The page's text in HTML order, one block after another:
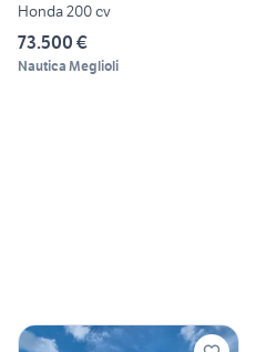
Honda 200 cv
73.500 €
Nautica Meglioli